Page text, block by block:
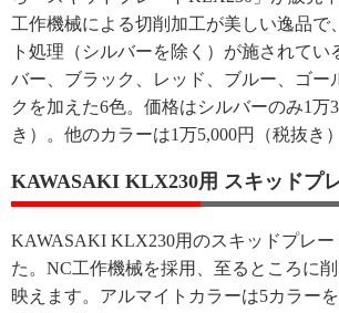
工作機械による切削加工が美しい逸品で
ト処理（シルバーを除く）が施されてい
バー、ブラック、レッド、ブルー、ゴー
クを加えた6色。価格はシルバーのみ1万
き）。他のカラーは1万5,000円（税抜き
KAWASAKI KLX230用 スキッドプ
KAWASAKI KLX230用のスキッドプレー
た。NC工作機械を採用、至るところに
映えます。アルマイトカラーは5カラー